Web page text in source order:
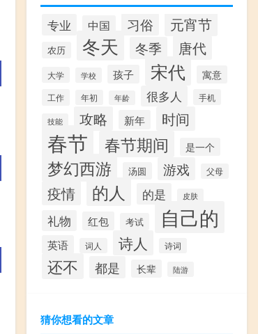
专业 中国 习俗 元宵节
农历 冬天 冬季 唐代
大学 学校 孩子 宋代 寓意
工作 年初 年龄 很多人 手机
技能 攻略 新年 时间
春节 春节期间 是一个
梦幻西游 汤圆 游戏 父母
疫情 的人 的是 皮肤
礼物 红包 考试 自己的
英语 词人 诗人 诗词
还不 都是 长辈 陆游
猜你想看的文章